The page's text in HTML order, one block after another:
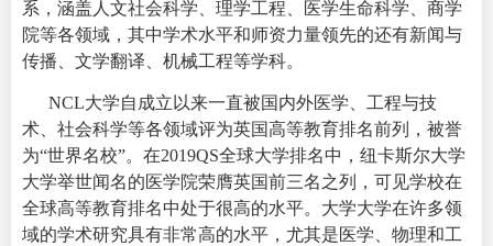
系，涵盖人文社会科学、理学工程、医学生命科学、商学
院等各领域，其中学术水平和师资力量领先的还有新闻与
传播、文学翻译、机械工程等学科。
NCL大学自成立以来一直被国内外医学、工程与技
术、社会科学等各领域评为英国高等教育排名前列，被誉
为“世界名校”。在2019QS全球大学排名中，纽卡斯尔大学
大学举世闻名的医学院荣膺英国前三名之列，可见学校在
全球高等教育排名中处于很高的水平。 大学大学在许多领
域的学术研究具有非常高的水平，尤其是医学、物理和工